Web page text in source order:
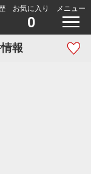
お気に入り
0
メニュー
報